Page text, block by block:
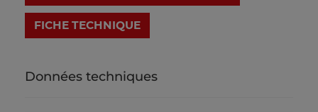
FICHE TECHNIQUE
Données techniques